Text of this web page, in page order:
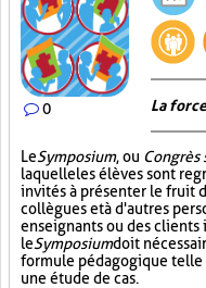
0 La
LeSymposium, ou
laquelle les élèves sont
invités à présenter le fruit
collègues et à d'autres
enseignants ou des clients
leSymposiumdoit
formule pédagogique
une étude de cas.